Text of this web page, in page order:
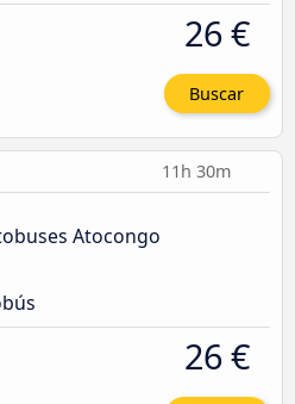
26 €
Buscar
11h 30m
Atocongo
26 €